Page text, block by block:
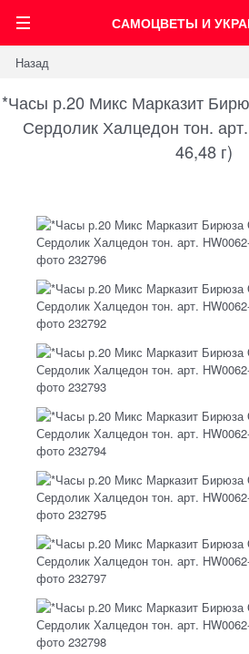
САМОЦВЕТЫ И
Назад
*Часы р.20 Микс Марказит
Сердолик Халцедон тон.
46,48 г)